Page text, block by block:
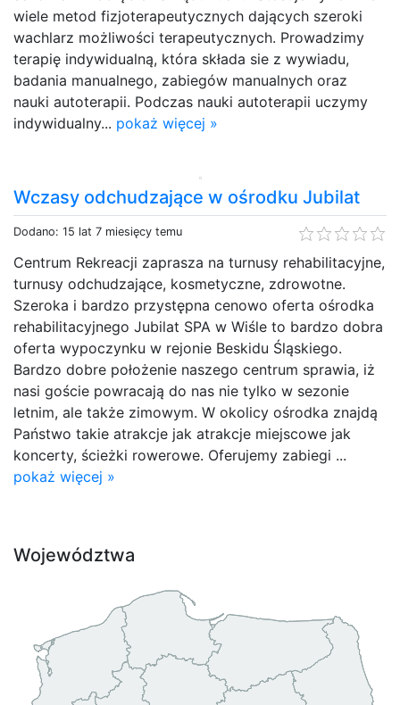
wiele metod fizjoterapeutycznych dających szeroki
wachlarz możliwości terapeutycznych. Prowadzimy
terapię indywidualną, która składa sie z wywiadu,
badania manualnego, zabiegów manualnych oraz
nauki autoterapii. Podczas nauki autoterapii uczymy
indywidualny... pokaż więcej »
Wczasy odchudzające w ośrodku Jubilat
Dodano: 15 lat 7 miesięcy temu
Centrum Rekreacji zaprasza na turnusy rehabilitacyjne,
turnusy odchudzające, kosmetyczne, zdrowotne.
Szeroka i bardzo przystępna cenowo oferta ośrodka
rehabilitacyjnego Jubilat SPA w Wiśle to bardzo dobra
oferta wypoczynku w rejonie Beskidu Śląskiego.
Bardzo dobre położenie naszego centrum sprawia, iż
nasi goście powracają do nas nie tylko w sezonie
letnim, ale także zimowym. W okolicy ośrodka znajdą
Państwo takie atrakcje jak atrakcje miejscowe jak
koncerty, ścieżki rowerowe. Oferujemy zabiegi ...
pokaż więcej »
Województwa